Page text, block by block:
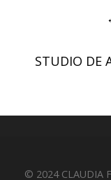
STUDIO DE
© 2024 CLAUDIA